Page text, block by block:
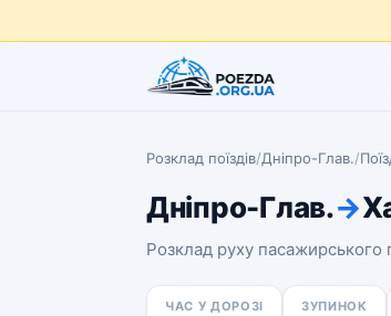
Розклад поїздів/Дніпро-Глав./
Дніпро-Глав.→
Розклад руху пасажирського
ЧАС У ДОРОЗІ ЗУПИНОК